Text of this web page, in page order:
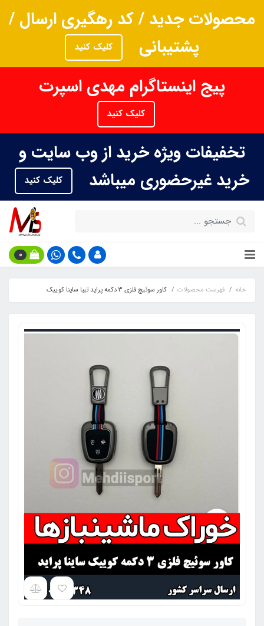
محصولات جدید / کد رهگیری ارسال /
پشتیبانی
کلیک کنید
پیج اینستاگرام مهدی اسپرت
کلیک کنید
تخفیفات ویژه خرید از وب سایت و
خرید غیرحضوری میباشد
کلیک کنید
0
خانه فهرست محصولات کاور سوئیچ فلزی 3 دکمه پراید تیبا ساینا کوییک